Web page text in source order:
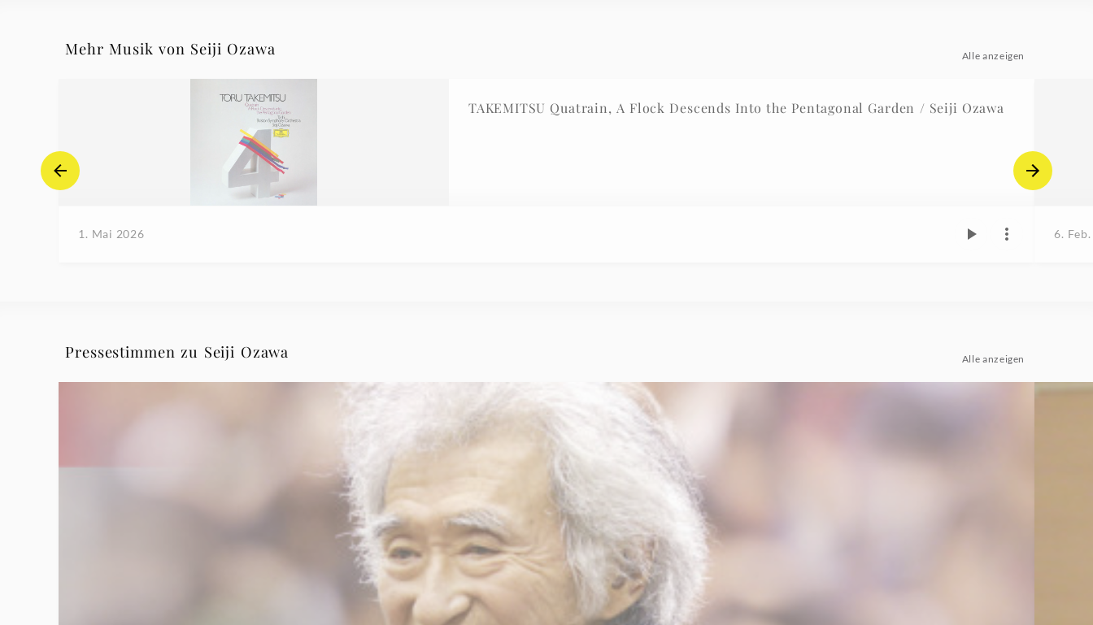
Mehr Musik von Seiji Ozawa Alle anzeigen
TAKEMITSU Quatrain, A Flock Descends Into the Pentagonal Garden / Seiji Ozawa
1. Mai 2026 6.
Pressestimmen zu Seiji Ozawa Alle anzeigen